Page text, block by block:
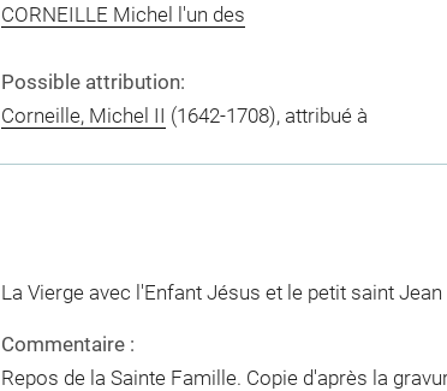
CORNEILLE Michel l'un des
Possible attribution:
Corneille, Michel II (1642-1708), attribué à
La Vierge avec l'Enfant Jésus et le petit saint Jean
Commentaire :
Repos de la Sainte Famille. Copie d'après la